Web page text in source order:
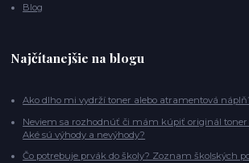
Blog
Najčítanejšie na blogu
Ako dlho mi vydrží toner alebo atramentová
Neviem sa rozhodnúť či mám kúpiť originál toner
Aké sú výhody a nevýhody?
Čo potrebuje prvák do školy? Zoznam školských